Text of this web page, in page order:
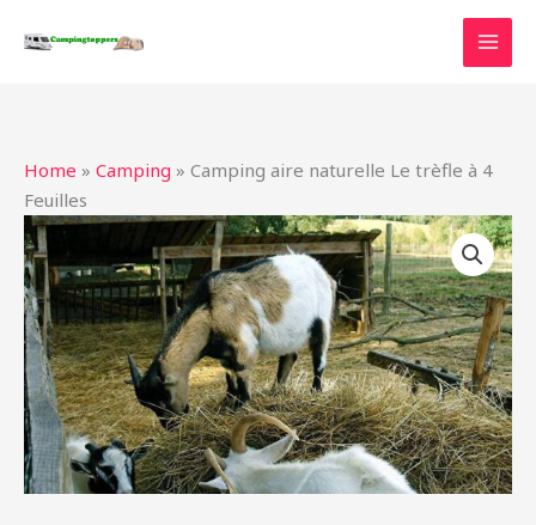
naar
Home » Camping » Camping aire naturelle Le trèfle à 4
Feuilles